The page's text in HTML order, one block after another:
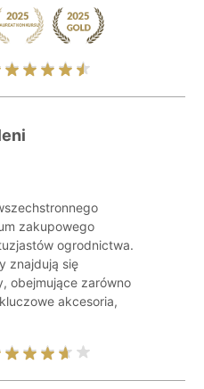
zakupowego
ogrodnictwa.
znajdują się
obejmujące zarówno
akcesoria,